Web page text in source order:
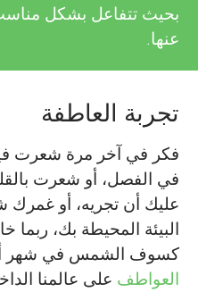
بحيث تتفاعل بشكل
عنها.
تجربة العاطفة
فكر في آخر مرة شعرت
في الفصل، أو شعرت
عليك أن تجريه، أو غمرك
البيئة المحيطة بك، ربما
كسوف الشمس في شهر
العواطف على عالمنا